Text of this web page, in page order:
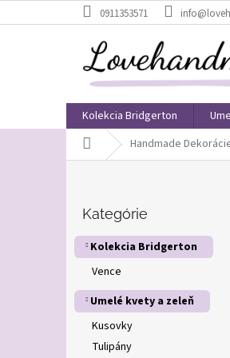
na
0911353571
Kolekcia Bridgerton
DomovHandmade
p
n
e
kategórie
Kategórie
Kolekcia Bridgerton
Vence
Umelé kvety a zeleň
Kusovky
Tulipány